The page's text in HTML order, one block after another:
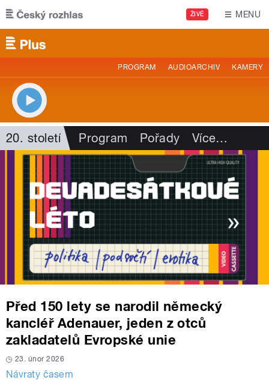
Přejít k hlavnímu obsahu
ŽIVĚ MENU
PROGRAM AUDIOARCHIV KAMERY
20. století Program Pořady Více…
Před 150 lety se narodil německý
kancléř Adenauer, jeden z otců
zakladatelů Evropské unie
23. únor 2026
Návraty časem